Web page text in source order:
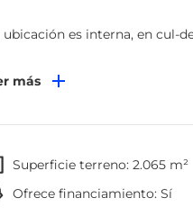
ubicación es interna, en cul-
terreno tiene una vista
Golf club ofrece
Award.
House: con alta
con vistas al golf.
más
superficie terreno: 2.065 m²
ofrece financiamiento: Sí